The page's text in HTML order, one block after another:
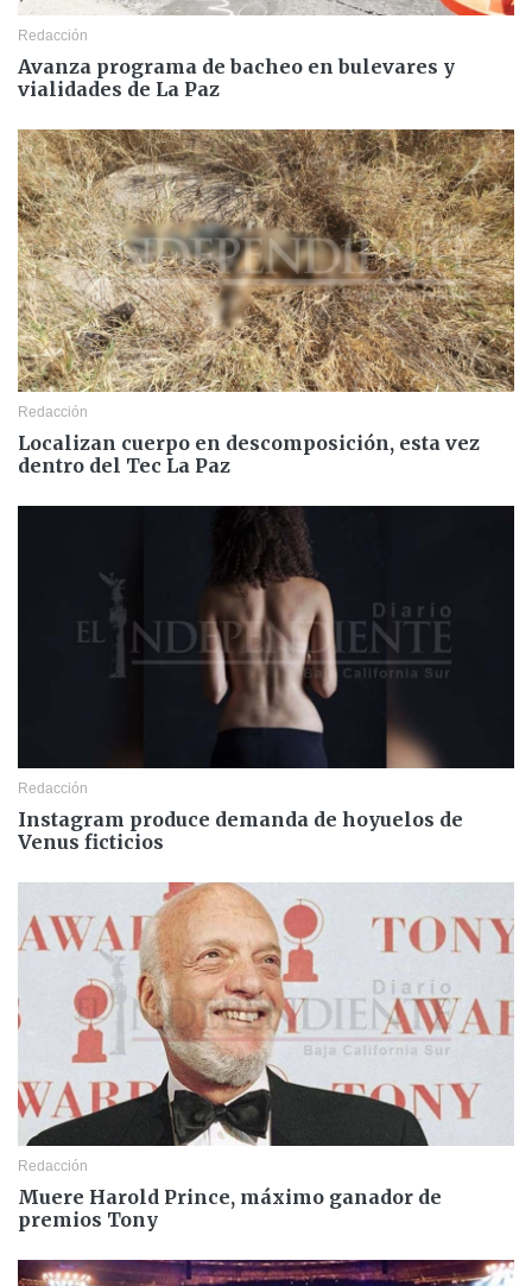
Redacción
Avanza programa de bacheo en bulevares y
vialidades de La Paz
Redacción
Localizan cuerpo en descomposición, esta vez
dentro del Tec La Paz
Redacción
Instagram produce demanda de hoyuelos de
Venus ficticios
Redacción
Muere Harold Prince, máximo ganador de
premios Tony